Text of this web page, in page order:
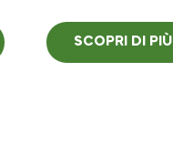
SCOPRI DI PIÙ